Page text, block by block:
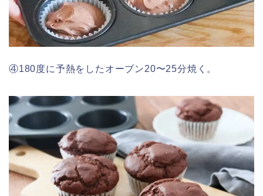
④180度に予熱をしたオーブン20〜25分焼く。